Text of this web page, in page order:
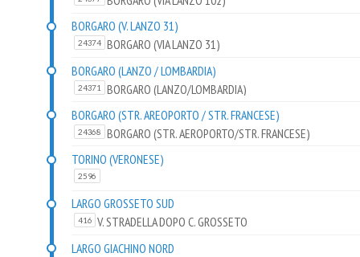
BORGARO (V. LANZO 31)
24374
BORGARO (VIA LANZO 31)
BORGARO (LANZO / LOMBARDIA)
24371
BORGARO (LANZO/LOMBARDIA)
BORGARO (STR. AREOPORTO / STR. FRANCESE)
24368
BORGARO (STR. AEROPORTO/STR. FRANCESE)
TORINO (VERONESE)
2596
LARGO GROSSETO SUD
416
V. STRADELLA DOPO C. GROSSETO
LARGO GIACHINO NORD